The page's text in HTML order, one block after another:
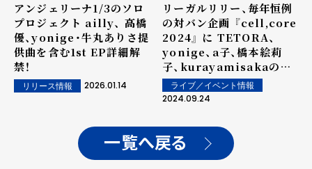
アンジェリーナ1/3のソロ
プロジェクト ailly、 高橋
優、yonige・牛丸ありさ提
供曲を含む1st EP詳細解
禁！
リリース情報 2026.01.14
リーガルリリー、毎年恒例
の対バン企画 『cell,core
2024』 に TETORA、
yonige、a子、橋本絵莉
子、kurayamisakaの出
演が決定！
ライブ／イベント情報
2024.09.24
一覧へ戻る